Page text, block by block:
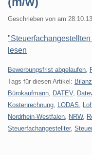
Geschrieben von am 28.10.13
lesen
Kategorien:
Bewerbungsfrist abgelaufen
Tags für diesen Artikel:
Bürokaufmann
DATEV,
Kostenrechnung
LODAS
Nordrhein-Westfalen
NRW,
Steuerfachangestellter,